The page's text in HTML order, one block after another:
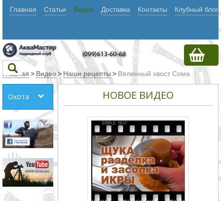
Главная Статьи Видео Доставка Контакты Клубный блог
Искать
Любое из
слов
Все
слова
Главная > Видео > Наши рецепты> Вяленный хвост Сома
Охота НОВОЕ ВИДЕО